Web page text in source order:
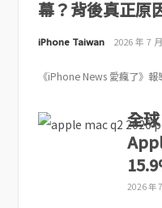
幕？背後真正原
iPhone Taiwan 2026 年 7
《iPhone News 愛瘋了》
全
2026 年